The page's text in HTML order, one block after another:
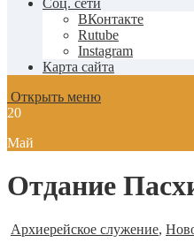
Соц. сети
ВКонтакте
Rutube
Instagram
Карта сайта
Открыть меню
20
Май
Отдание
Архиерейское служение,